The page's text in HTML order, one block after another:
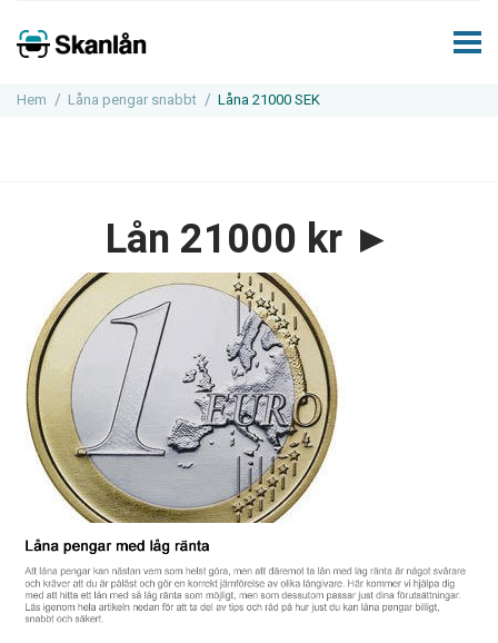
Hem Låna pengar snabbt Låna 21000 SEK
Lån 21000 kr ►